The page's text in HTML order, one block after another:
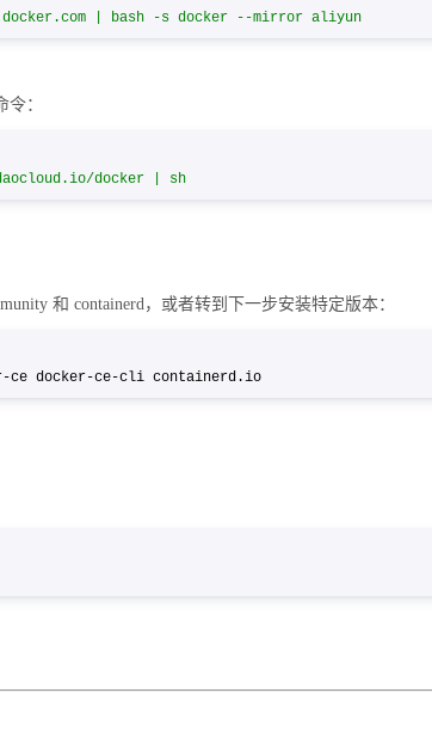
| bash -s docker --mirror aliyun
：
docker | sh
和 containerd，或者转到下一步安装特定版本：
ce docker-ce-cli containerd.io